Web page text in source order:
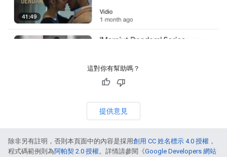
這對你有幫助嗎？
提供意見
除非另有註明，否則本頁面中的內容是採用創用 CC 姓名標示 4.0 授權 ，
程式碼範例則為阿帕契 2.0 授權。詳情請參閱《Google Developers 網站